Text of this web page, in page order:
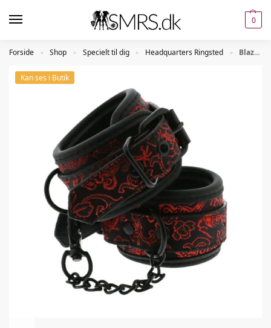
0
Forside » Shop » Specielt til dig » Headquarters Ringsted » Blaze Deluxe Manchetter med rød Brodering
Kan ses i Butik